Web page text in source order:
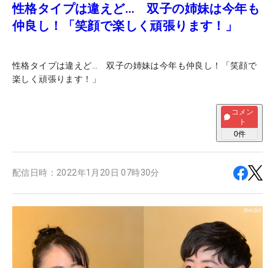
性格タイプは違えど… 双子の姉妹は今年も
仲良し！「笑顔で楽しく頑張ります！」
性格タイプは違えど… 双子の姉妹は今年も仲良し！「笑顔で
楽しく頑張ります！」
コメン
ト
0件
配信日時： 2022年1月20日 07時30分